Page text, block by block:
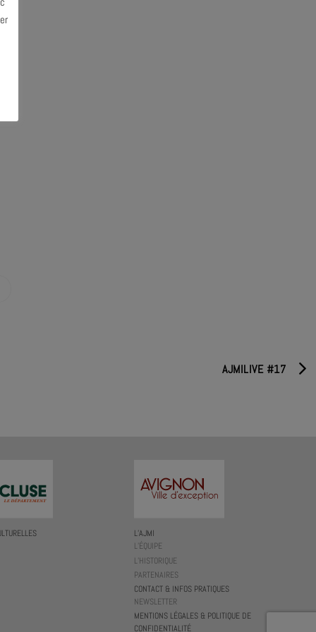
AJMILIVE #17
L’AJMI
L’ÉQUIPE
L’HISTORIQUE
PARTENAIRES
CONTACT & INFOS PRATIQUES
NEWSLETTER
MENTIONS LÉGALES & POLITIQUE DE
CONFIDENTIALITÉ